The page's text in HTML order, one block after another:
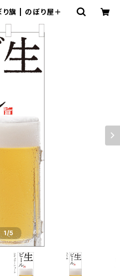
旗 | のぼり屋＋
1/5